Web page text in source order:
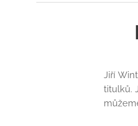
Jiří
titulků.